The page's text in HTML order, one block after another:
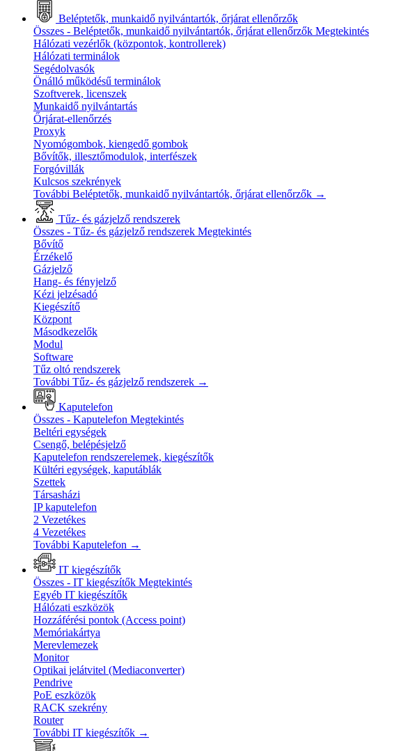
Beléptetők, munkaidő nyilvántartók, őrjárat ellenőrzők
Összes - Beléptetők, munkaidő nyilvántartók, őrjárat ellenőrzők Megtekintés
Hálózati vezérlők (központok, kontrollerek)
Hálózati terminálok
Segédolvasók
Önálló működésű terminálok
Szoftverek, licenszek
Munkaidő nyilvántartás
Őrjárat-ellenőrzés
Proxyk
Nyomógombok, kiengedő gombok
Bővítők, illesztőmodulok, interfészek
Forgóvillák
Kulcsos szekrények
További Beléptetők, munkaidő nyilvántartók, őrjárat ellenőrzők →
Tűz- és gázjelző rendszerek
Összes - Tűz- és gázjelző rendszerek Megtekintés
Bővítő
Érzékelő
Gázjelző
Hang- és fényjelző
Kézi jelzésadó
Kiegészítő
Központ
Másodkezelők
Modul
Software
Tűz oltó rendszerek
További Tűz- és gázjelző rendszerek →
Kaputelefon
Összes - Kaputelefon Megtekintés
Beltéri egységek
Csengő, belépésjelző
Kaputelefon rendszerelemek, kiegészítők
Kültéri egységek, kaputáblák
Szettek
Társasházi
IP kaputelefon
2 Vezetékes
4 Vezetékes
További Kaputelefon →
IT kiegészítők
Összes - IT kiegészítők Megtekintés
Egyéb IT kiegészítők
Hálózati eszközök
Hozzáférési pontok (Access point)
Memóriakártya
Merevlemezek
Monitor
Optikai jelátvitel (Mediaconverter)
Pendrive
PoE eszközök
RACK szekrény
Router
További IT kiegészítők →